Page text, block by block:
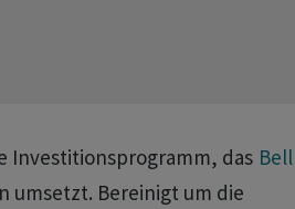
Investitionsprogramm, das Bell
umsetzt. Bereinigt um die